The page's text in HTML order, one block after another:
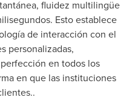
fluidez multilingüe
Esto establece
de interacción con el
personalizadas,
en todos los
en que las instituciones